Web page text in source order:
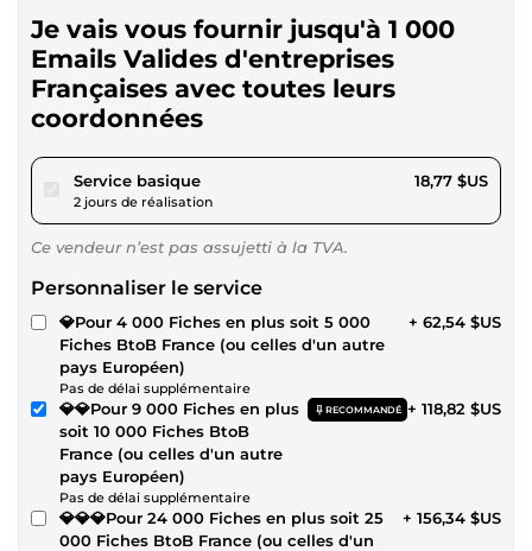
Je vais vous fournir jusqu'à 1 000
Emails Valides d'entreprises
Françaises avec toutes leurs
coordonnées
Service basiquepour 17,29 $US
2 jours de réalisation
18,77 $US
Ce vendeur n’est pas assujetti à la TVA.
Personnaliser le service
💎Pour 4 000 Fiches en plus soit 5 000
Fiches BtoB France (ou celles d'un autre
pays Européen)
Pas de délai supplémentaire
+ 62,54 $US
💎💎Pour 9 000 Fiches en plus
soit 10 000 Fiches BtoB
France (ou celles d'un autre
pays Européen)
RECOMMANDÉ
Pas de délai supplémentaire
+ 118,82 $US
💎💎💎Pour 24 000 Fiches en plus soit 25
000 Fiches BtoB France (ou celles d'un
+ 156,34 $US